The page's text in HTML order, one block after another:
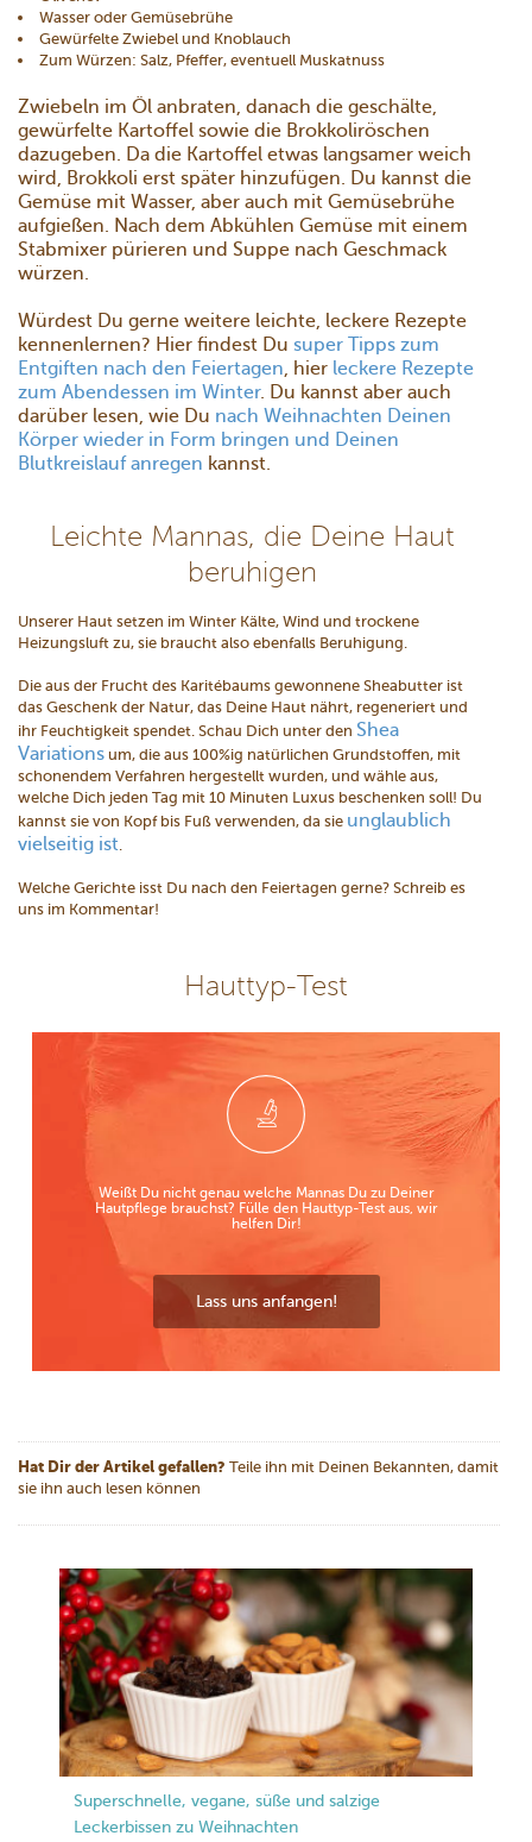
Wasser oder Gemüsebrühe
Gewürfelte Zwiebel und Knoblauch
Zum Würzen: Salz, Pfeffer, eventuell Muskatnuss
Zwiebeln im Öl anbraten, danach die geschälte,
gewürfelte Kartoffel sowie die Brokkoliröschen
dazugeben. Da die Kartoffel etwas langsamer weich
wird, Brokkoli erst später hinzufügen. Du kannst die
Gemüse mit Wasser, aber auch mit Gemüsebrühe
aufgießen. Nach dem Abkühlen Gemüse mit einem
Stabmixer pürieren und Suppe nach Geschmack
würzen.
Würdest Du gerne weitere leichte, leckere Rezepte
kennenlernen? Hier findest Du super Tipps zum
Entgiften nach den Feiertagen , hier leckere Rezepte
zum Abendessen im Winter. Du kannst aber auch
darüber lesen, wie Du nach Weihnachten Deinen
Körper wieder in Form bringen und Deinen
Blutkreislauf anregen kannst.
Leichte Mannas, die Deine Haut
beruhigen
Unserer Haut setzen im Winter Kälte, Wind und trockene
Heizungsluft zu, sie braucht also ebenfalls Beruhigung.
Die aus der Frucht des Karitébaums gewonnene Sheabutter ist
das Geschenk der Natur, das Deine Haut nährt, regeneriert und
ihr Feuchtigkeit spendet. Schau Dich unter den Shea
Variations um, die aus 100%ig natürlichen Grundstoffen, mit
schonendem Verfahren hergestellt wurden, und wähle aus,
welche Dich jeden Tag mit 10 Minuten Luxus beschenken soll! Du
kannst sie von Kopf bis Fuß verwenden, da sie unglaublich
vielseitig ist
Welche Gerichte isst Du nach den Feiertagen gerne? Schreib es
uns im Kommentar!
Hauttyp-Test
Weißt Du nicht genau welche Mannas Du zu Deiner
Hautpflege brauchst? Fülle den Hauttyp-Test aus, wir
helfen Dir!
Lass uns anfangen!
Hat Dir der Artikel gefallen? Teile ihn mit Deinen Bekannten, damit
sie ihn auch lesen können
Superschnelle, vegane, süße und salzige
Leckerbissen zu Weihnachten